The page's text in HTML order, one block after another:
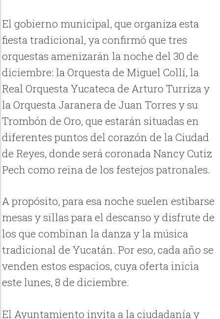
El gobierno municipal, que organiza esta
fiesta tradicional, ya confirmó que tres
orquestas amenizarán la noche del 30 de
diciembre: la Orquesta de Miguel Collí, la
Real Orquesta Yucateca de Arturo Turriza y
la Orquesta Jaranera de Juan Torres y su
Trombón de Oro, que estarán situadas en
diferentes puntos del corazón de la Ciudad
de Reyes, donde será coronada Nancy Cutiz
Pech como reina de los festejos patronales.
A propósito, para esa noche suelen estibarse
mesas y sillas para el descanso y disfrute de
los que combinan la danza y la música
tradicional de Yucatán. Por eso, cada año se
venden estos espacios, cuya oferta inicia
este lunes, 8 de diciembre.
El Ayuntamiento invita a la ciudadanía y